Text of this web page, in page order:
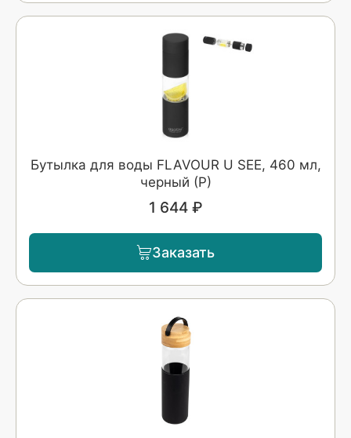
Бутылка для воды FLAVOUR U SEE, 460 мл,
черный (Р)
1 644 ₽
Заказать